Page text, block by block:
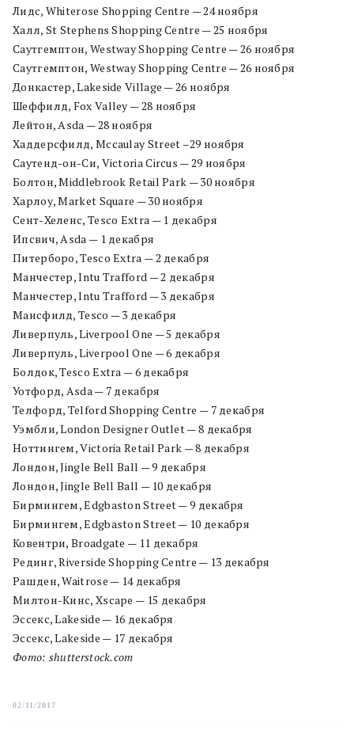
Лидс, Whiterose Shopping Centre — 24 ноября
Халл, St Stephens Shopping Centre — 25 ноября
Саутгемптон, Westway Shopping Centre — 26 ноября
Саутгемптон, Westway Shopping Centre — 26 ноября
Донкастер, Lakeside Village — 26 ноября
Шеффилд, Fox Valley — 28 ноября
Лейтон, Asda — 28 ноября
Хаддерсфилд, Mccaulay Street –29 ноября
Саутенд-он-Си, Victoria Circus — 29 ноября
Болтон, Middlebrook Retail Park — 30 ноября
Харлоу, Market Square — 30 ноября
Сент-Хеленс, Tesco Extra — 1 декабря
Ипсвич, Asda — 1 декабря
Питерборо, Tesco Extra — 2 декабря
Манчестер, Intu Trafford — 2 декабря
Манчестер, Intu Trafford — 3 декабря
Мансфилд, Tesco — 3 декабря
Ливерпуль, Liverpool One — 5 декабря
Ливерпуль, Liverpool One — 6 декабря
Болдок, Tesco Extra — 6 декабря
Уотфорд, Asda — 7 декабря
Телфорд, Telford Shopping Centre — 7 декабря
Уэмбли, London Designer Outlet — 8 декабря
Ноттингем, Victoria Retail Park — 8 декабря
Лондон, Jingle Bell Ball — 9 декабря
Лондон, Jingle Bell Ball — 10 декабря
Бирмингем, Edgbaston Street — 9 декабря
Бирмингем, Edgbaston Street — 10 декабря
Ковентри, Broadgate — 11 декабря
Рединг, Riverside Shopping Centre — 13 декабря
Рашден, Waitrose — 14 декабря
Милтон-Кинс, Xscape — 15 декабря
Эссекс, Lakeside — 16 декабря
Эссекс, Lakeside — 17 декабря
Фото: shutterstock.com
02/11/2017